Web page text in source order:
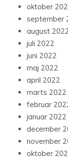
oktober
september
august
juli 2022
juni 2022
maj 2022
april 2022
marts 2022
februar
januar 2022
december
november
oktober